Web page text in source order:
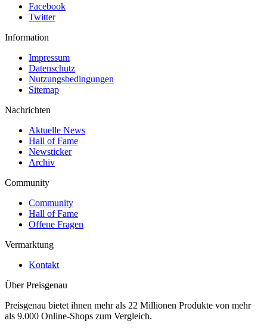
Facebook
Twitter
Information
Impressum
Datenschutz
Nutzungsbedingungen
Sitemap
Nachrichten
Aktuelle News
Hall of Fame
Newsticker
Archiv
Community
Community
Hall of Fame
Offene Fragen
Vermarktung
Kontakt
Über Preisgenau
Preisgenau bietet ihnen mehr als 22 Millionen Produkte von mehr
als 9.000 Online-Shops zum Vergleich.